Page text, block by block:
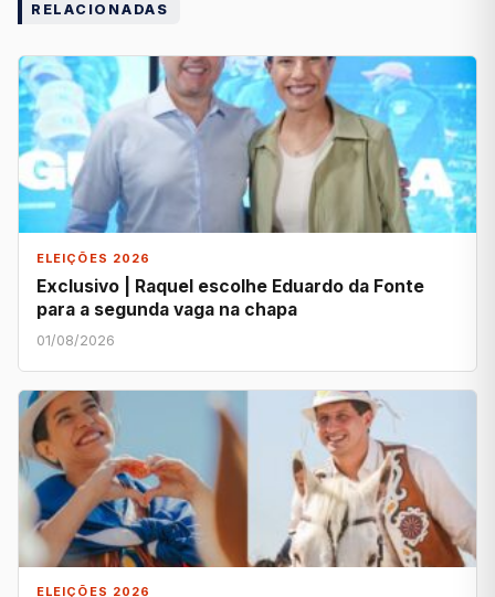
RELACIONADAS
ELEIÇÕES 2026
Exclusivo | Raquel escolhe Eduardo da Fonte
para a segunda vaga na chapa
01/08/2026
ELEIÇÕES 2026